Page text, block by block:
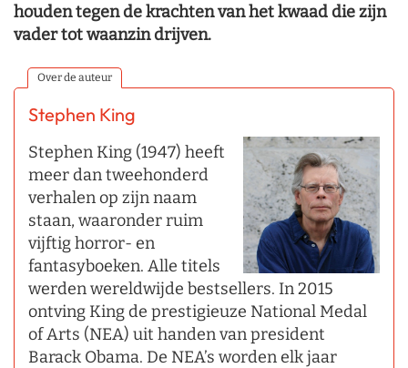
houden tegen de krachten van het kwaad die zijn
vader tot waanzin drijven.
Over de auteur
Stephen King
Stephen King (1947) heeft
meer dan tweehonderd
verhalen op zijn naam
staan, waaronder ruim
vijftig horror- en
fantasyboeken. Alle titels
werden wereldwijde bestsellers. In 2015
ontving King de prestigieuze National Medal
of Arts (NEA) uit handen van president
Barack Obama. De NEA’s worden elk jaar